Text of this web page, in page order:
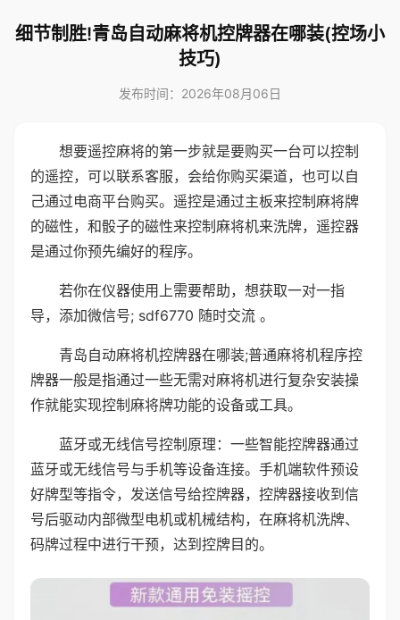
细节制胜!青岛自动麻将机控牌器在哪装(控场小
技巧)
发布时间：2026年08月06日
想要遥控麻将的第一步就是要购买一台可以控制
的遥控，可以联系客服，会给你购买渠道，也可以自
己通过电商平台购买。遥控是通过主板来控制麻将牌
的磁性，和骰子的磁性来控制麻将机来洗牌，遥控器
是通过你预先编好的程序。
若你在仪器使用上需要帮助，想获取一对一指
导，添加微信号; sdf6770 随时交流 。
青岛自动麻将机控牌器在哪装;普通麻将机程序控
牌器一般是指通过一些无需对麻将机进行复杂安装操
作就能实现控制麻将牌功能的设备或工具。
蓝牙或无线信号控制原理：一些智能控牌器通过
蓝牙或无线信号与手机等设备连接。手机端软件预设
好牌型等指令，发送信号给控牌器，控牌器接收到信
号后驱动内部微型电机或机械结构，在麻将机洗牌、
码牌过程中进行干预，达到控牌目的。